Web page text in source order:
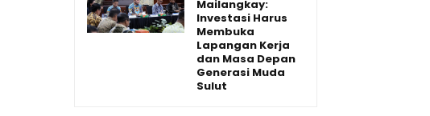
Mailangkay:
Investasi Harus
Membuka
Lapangan Kerja
dan Masa Depan
Generasi Muda
Sulut